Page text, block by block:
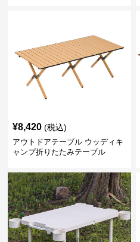
¥8,420 (税込)
アウトドアテーブル ウッディキ
ャンプ折りたたみテーブル